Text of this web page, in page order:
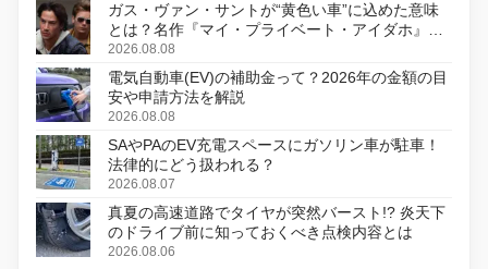
ガス・ヴァン・サントが“黄色い車”に込めた意味
とは？名作『マイ・プライベート・アイダホ』が
初のデジタルリマスター版で復活
2026.08.08
電気自動車(EV)の補助金って？2026年の金額の目
安や申請方法を解説
2026.08.08
SAやPAのEV充電スペースにガソリン車が駐車！
法律的にどう扱われる？
2026.08.07
真夏の高速道路でタイヤが突然バースト!? 炎天下
のドライブ前に知っておくべき点検内容とは
2026.08.06